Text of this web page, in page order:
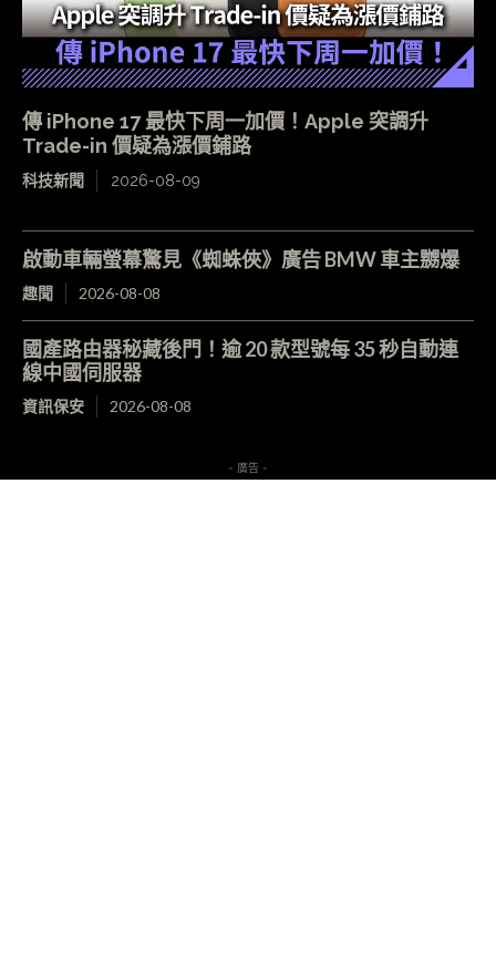
傳 iPhone 17 最快下周一加價！Apple 突調升
Trade-in 價疑為漲價鋪路
科技新聞 2026-08-09
啟動車輛螢幕驚見《蜘蛛俠》廣告 BMW 車主嬲爆
趣聞 2026-08-08
國產路由器秘藏後門！逾 20 款型號每 35 秒自動連
線中國伺服器
資訊保安 2026-08-08
- 廣告 -